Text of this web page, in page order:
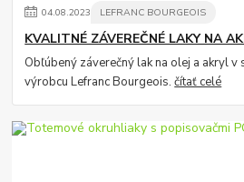
04.08.2023 LEFRANC BOURGEOIS
KVALITNÉ ZÁVEREČNÉ LAKY NA
Obľúbený záverečný lak na olej a akryl v
výrobcu Lefranc Bourgeois.čítať celé